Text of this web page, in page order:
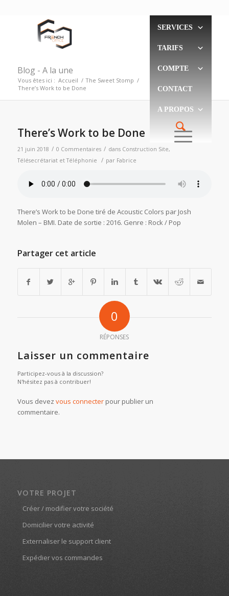
SERVICES
TARIFS
COMPTE
CONTACT
A PROPOS
Blog - A la une
Vous êtes ici : Accueil / The Sweet Stomp /
There’s Work to be Done
There’s Work to be Done
21 juin 2018 / 0 Commentaires / dans Construction Site,
Télésecrétariat et Téléphonie
/ par Fabrice
There’s Work to be Done tiré de Acoustic Colors par Josh
Molen – BMI. Date de sortie : 2016. Genre : Rock / Pop
Partager cet article
0
RÉPONSES
Laisser un commentaire
Participez-vous à la discussion?
N'hésitez pas à contribuer!
Vous devez vous connecterpour publier un
commentaire.
VOTRE PROJET
Créer / modifier votre société
Domicilier votre activité
Externaliser le support client
Expédier vos commandes